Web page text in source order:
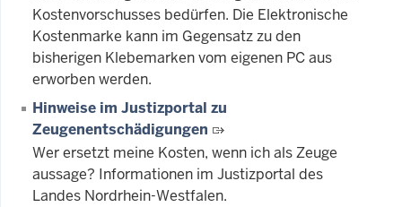
Kostenvorschusses bedürfen. Die Elektronische
Kostenmarke kann im Gegensatz zu den
bisherigen Klebemarken vom eigenen PC aus
erworben werden.
Hinweise im Justizportal zu
Zeugenentschädigungen
Wer ersetzt meine Kosten, wenn ich als Zeuge
aussage? Informationen im Justizportal des
Landes Nordrhein-Westfalen.